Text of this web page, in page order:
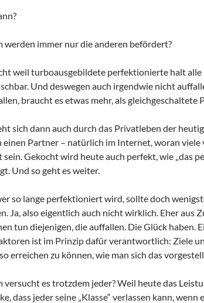
werden immer nur die anderen befördert?
weil turboausgebildete perfektionierte halt alle
Und deswegen auch irgendwie nicht
braucht es etwas mehr, als gleichgeschaltete
sich dann auch durch das Privatleben der
einen Partner – natürlich im Internet, woran viele
sein. Gekocht wird heute auch perfekt, wie „das
Und so geht es weiter.
so lange perfektioniert wird, sollte doch
Ja, also eigentlich auch nicht wirklich. Eher aus
tun diejenigen, die auffallen. Die Glück haben.
ist im Prinzip dafür verantwortlich: Ziele
erreichen zu können, wie man sich das
versucht es trotzdem jeder? Weil heute das
dass jeder seine „Klasse“ verlassen kann, wenn